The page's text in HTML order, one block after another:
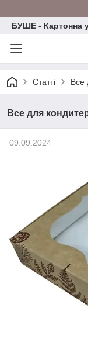
БУШЕ - Картонна
Статті Все
Все для
09.09.2024